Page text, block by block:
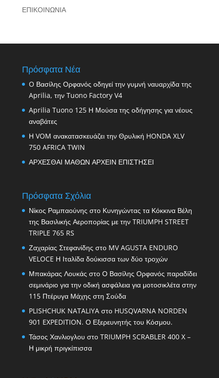
ΕΠΙΚΟΙΝΩΝΙΑ
Πρόσφατα Νέα
O Βασίλης Ορφανός οδηγεί την γυμνή ναυαρχίδα της
Aprilia, την Tuono Factory V4
Aprilia Tuono 125 Η Μούσα της οδήγησης για νέους
αναβάτες
Η VOM ανακατασκευάζει την Θρυλική HONDA XLV
750 AFRICA TWIN
ΑΡΧΕΣΘΑΙ ΜΑΘΩΝ ΑΡΧΕΙΝ ΕΠΙΣΤΗΣΕΙ
Πρόσφατα Σχόλια
Νίκος Ραμπαούνης στο Κυνηγώντας τα Κόκκινα Βέλη
της Βασιλικής Αεροπορίας με την TRIUMPH STREET
TRIPLE 765 RS
Ζαχαρίας Στεφανίδης στο MV AGUSTA ENDURO
VELOCE Η Ιταλίδα δούκισσα των δύο τροχών
Μπακάρας Λουκάς στο Ο Βασίλης Ορφανός παραδίδει
σεμινάριο για την οδική ασφάλεια για μοτοσικλέτα στην
115 Πτέρυγα Μάχης στη Σούδα
PLISHCHUK NATALIYAστο HUSQVARNA NORDEN
901 EXPEDITION. Ο Εξερευνητής του Κόσμου.
Τάσος Χανλιογλου στο TRIUMPH SCRABLER 400 X –
Η μικρή πριγκίπισσα